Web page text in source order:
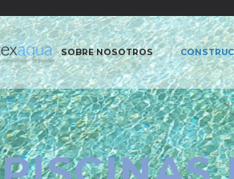
SOBRE NOSOTROS